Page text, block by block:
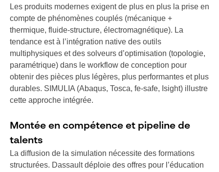
Les produits modernes exigent de plus en plus la prise en
compte de phénomènes couplés (mécanique +
thermique, fluide-structure, électromagnétique). La
tendance est à l’intégration native des outils
multiphysiques et des solveurs d’optimisation (topologie,
paramétrique) dans le workflow de conception pour
obtenir des pièces plus légères, plus performantes et plus
durables. SIMULIA (Abaqus, Tosca, fe-safe, Isight) illustre
cette approche intégrée.
Montée en compétence et pipeline de
talents
La diffusion de la simulation nécessite des formations
structurées. Dassault déploie des offres pour l’éducation